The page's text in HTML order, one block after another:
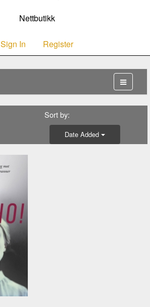
Nettbutikk
Sign In Register
Sort by:
Date Added